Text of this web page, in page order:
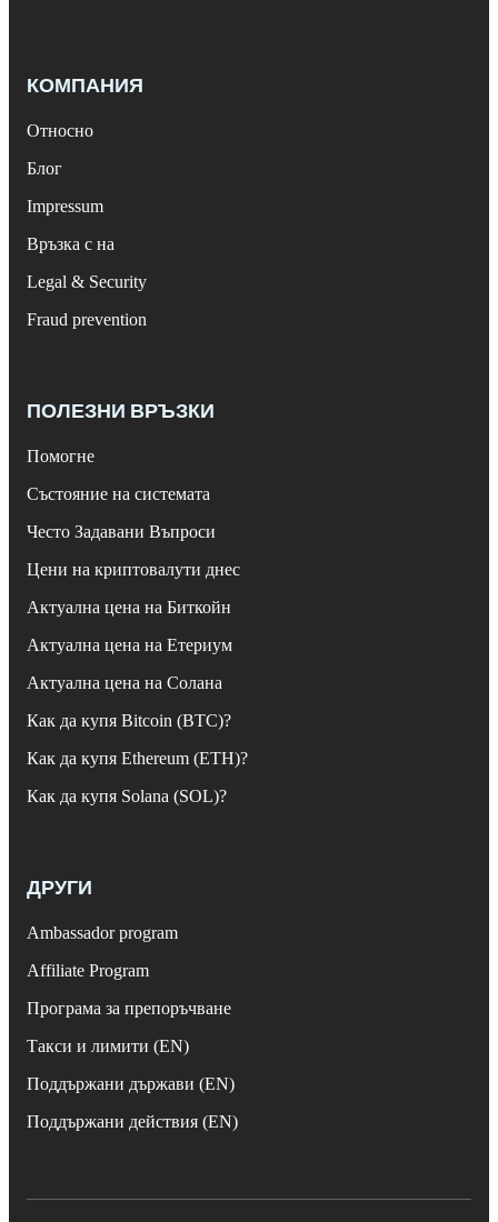
КОМПАНИЯ
Относно
Блог
Impressum
Връзка с на
Legal & Security
Fraud prevention
ПОЛЕЗНИ ВРЪЗКИ
Помогне
Състояние на системата
Често Задавани Въпроси
Цени на криптовалути днес
Актуална цена на Биткойн
Актуална цена на Етериум
Актуална цена на Солана
Как да купя Bitcoin (BTC)?
Как да купя Ethereum (ETH)?
Как да купя Solana (SOL)?
ДРУГИ
Ambassador program
Affiliate Program
Програма за препоръчване
Такси и лимити (EN)
Поддържани държави (EN)
Поддържани действия (EN)